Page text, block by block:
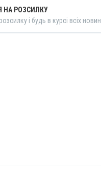
НА РОЗСИЛКУ
і будь в курсі всіх новин